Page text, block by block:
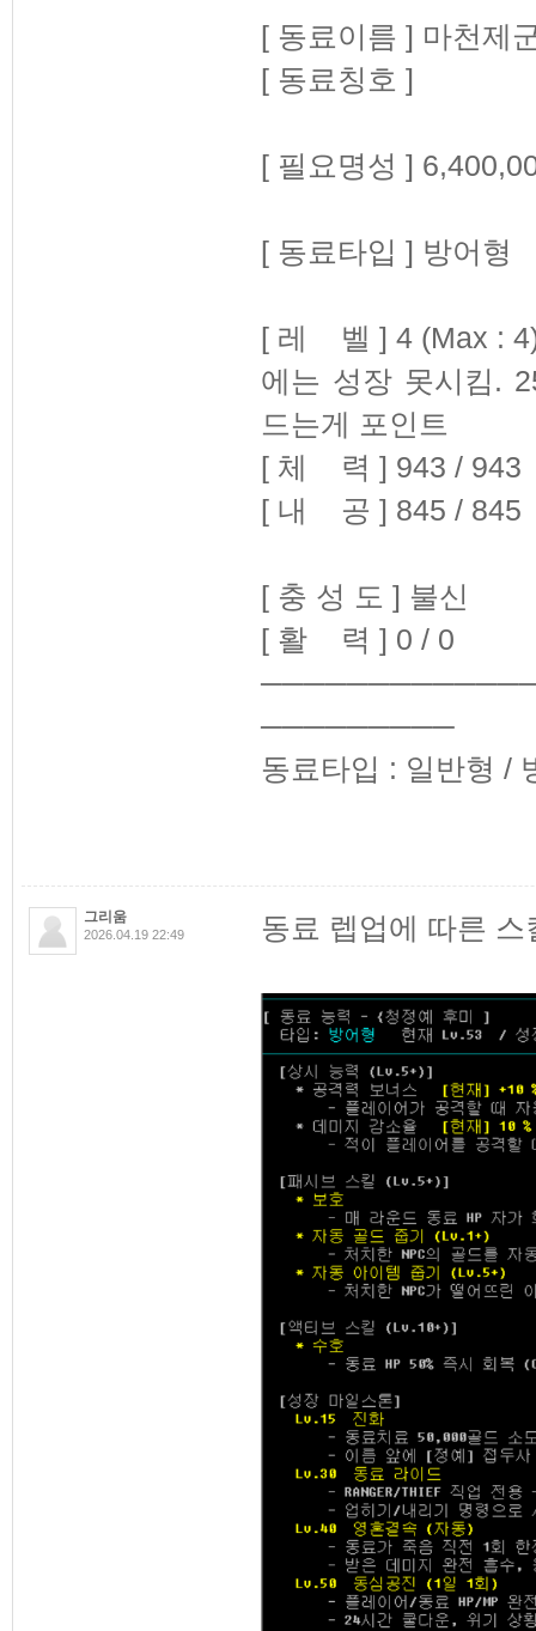
[ 동료이름 ] 마천제
[ 동료칭호 ]
[ 필요명성 ]
[ 동료타입 ] 방어형
[ 레 벨 ] 4 (Max :
에는 성장 못시킴.
드는게 포인트
[ 체 력 ] 943 / 943
[ 내 공 ] 845 / 845
[ 충 성 도 ] 불신
[ 활 력 ] 0 / 0
─────────
동료타입 : 일반형 /
그리움
2026.04.19 22:49 동료 렙업에 따른